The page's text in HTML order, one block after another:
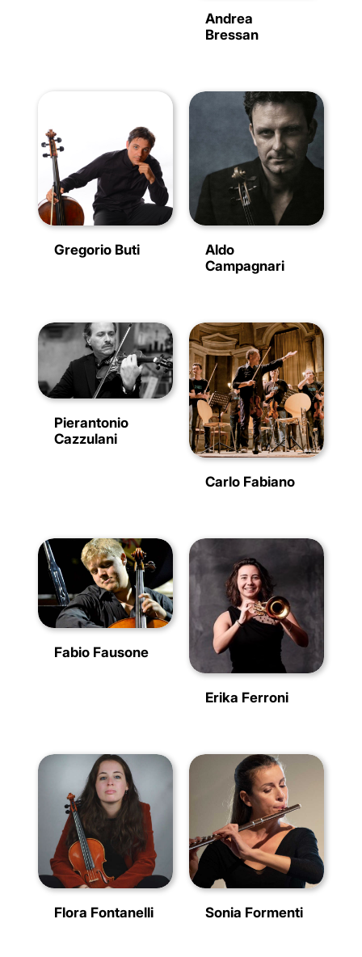
Andrea
Bressan
Gregorio Buti
Aldo
Campagnari
Pierantonio
Cazzulani
Carlo Fabiano
Fabio Fausone
Erika Ferroni
Flora Fontanelli Sonia Formenti